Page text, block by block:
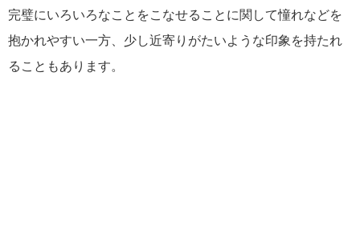
完璧にいろいろなことをこなせることに関して憧れなどを
抱かれやすい一方、少し近寄りがたいような印象を持たれ
ることもあります。